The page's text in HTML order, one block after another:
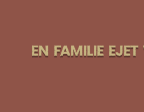
EN FAMILIE